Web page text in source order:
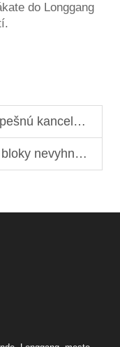
do Longgang
vo veľkom množstve?
kancelárie